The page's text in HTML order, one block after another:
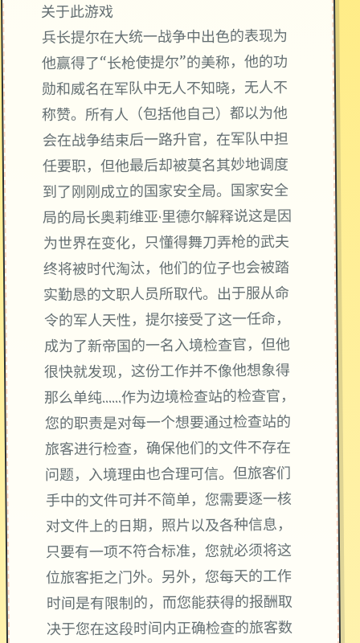
关于此游戏
兵长提尔在大统一战争中出色的表现为
他赢得了“长枪使提尔”的美称，他的功
勋和威名在军队中无人不知晓，无人不
称赞。所有人（包括他自己）都以为他
会在战争结束后一路升官，在军队中担
任要职，但他最后却被莫名其妙地调度
到了刚刚成立的国家安全局。国家安全
局的局长奥莉维亚·里德尔解释说这是因
为世界在变化，只懂得舞刀弄枪的武夫
终将被时代淘汰，他们的位子也会被踏
实勤恳的文职人员所取代。出于服从命
令的军人天性，提尔接受了这一任命，
成为了新帝国的一名入境检查官，但他
很快就发现，这份工作并不像他想象得
那么单纯……作为边境检查站的检查官，
您的职责是对每一个想要通过检查站的
旅客进行检查，确保他们的文件不存在
问题，入境理由也合理可信。但旅客们
手中的文件可并不简单，您需要逐一核
对文件上的日期，照片以及各种信息，
只要有一项不符合标准，您就必须将这
位旅客拒之门外。另外，您每天的工作
时间是有限制的，而您能获得的报酬取
决于您在这段时间内正确检查的旅客数